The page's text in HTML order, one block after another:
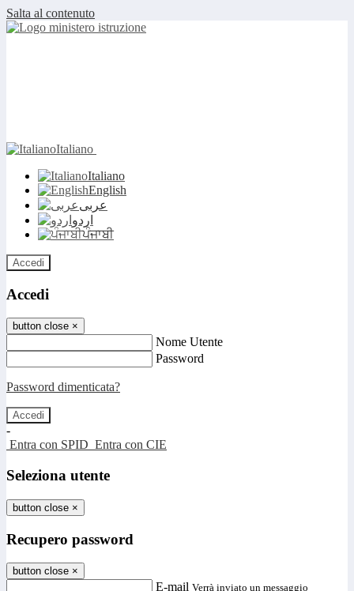
Salta al contenuto
Italiano
Italiano
English
عربى
اردو
ਪੰਜਾਬੀ
Accedi
Accedi
button close ×
Nome Utente
Password
Password dimenticata?
-
Entra con SPID Entra con CIE
Seleziona utente
button close ×
Recupero password
button close ×
E-mail Verrà inviato un messaggio